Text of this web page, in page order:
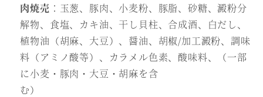
肉焼売 ：玉葱、豚肉、小麦粉、豚脂、砂糖、澱粉分
解物、食塩、カキ油、干し貝柱、合成酒、白だし、
植物油（胡麻、大豆）、醤油、胡椒/加工澱粉、調味
料（アミノ酸等）、カラメル色素、酸味料、（一部
に小麦・豚肉・大豆・胡麻を含
む）